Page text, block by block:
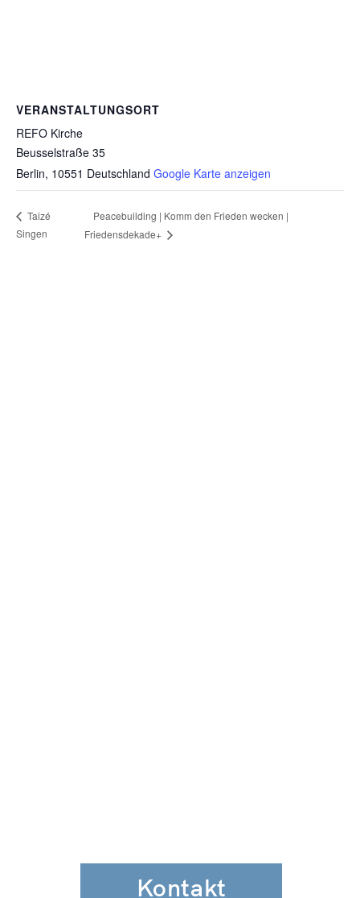
VERANSTALTUNGSORT
REFO Kirche
Beusselstraße 35
Berlin, 10551 Deutschland Google Karte anzeigen
Taizé
Singen
Peacebuilding | Komm den Frieden wecken |
Friedensdekade+
Kontakt